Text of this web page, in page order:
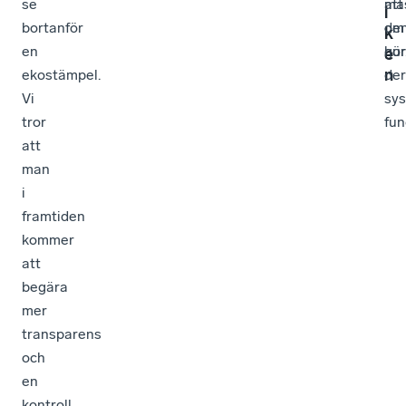
se
bortanför
en
ekostämpel.
Vi
tror
att
man
i
framtiden
kommer
att
begära
mer
transparens
och
en
att
i
k
e
n
om
hur